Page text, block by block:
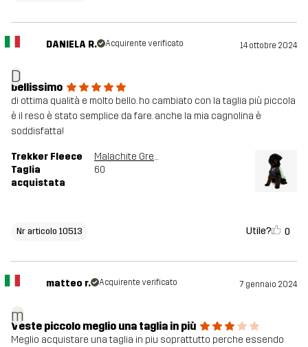
D
DANIELA R. Acquirente verificato 14 ottobre 2024
bellissimo
di ottima qualità e molto bello. ho cambiato con la taglia più piccola
è il reso è stato semplice da fare. anche la mia cagnolina è
soddisfatta!
Trekker Fleece
Malachite Green
Taglia
acquistata
60
Nr articolo 10513 Utile? 0
m
matteo r. Acquirente verificato 7 gennaio 2024
Veste piccolo meglio una taglia in più
Meglio acquistare una taglia in piu soprattutto perche essendo